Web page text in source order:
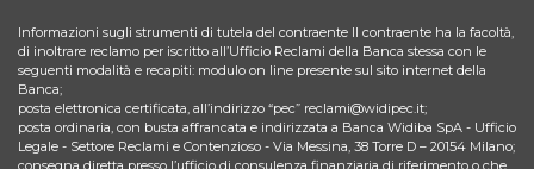
Informazioni sugli strumenti di tutela del contraente Il contraente ha la facoltà,
di inoltrare reclamo per iscritto all’Ufficio Reclami della Banca stessa con le
seguenti modalità e recapiti: modulo on line presente sul sito internet della
Banca;
posta elettronica certificata, all’indirizzo “pec” reclami@widipec.it;
posta ordinaria, con busta affrancata e indirizzata a Banca Widiba SpA - Ufficio
Legale - Settore Reclami e Contenzioso - Via Messina, 38 Torre D – 20154 Milano;
consegna diretta presso l’ufficio di consulenza finanziaria di riferimento o che